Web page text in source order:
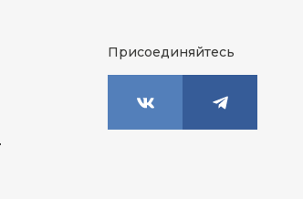
Присоединяйтесь